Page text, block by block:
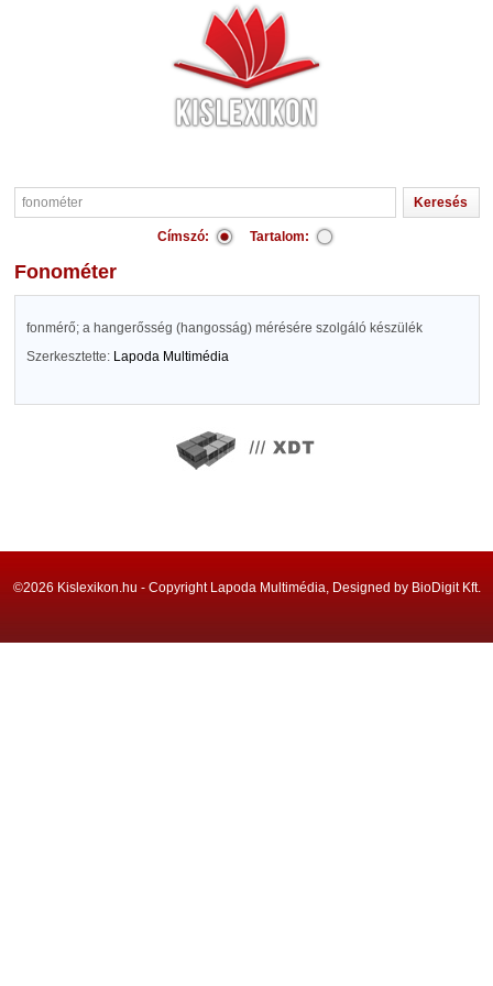
Címszó: Tartalom:
fonométer
fonmérő; a hangerősség (hangosság) mérésére szolgáló készülék
Szerkesztette: Lapoda Multimédia
©2026 Kislexikon.hu - Copyright Lapoda Multimédia, Designed by BioDigit Kft.